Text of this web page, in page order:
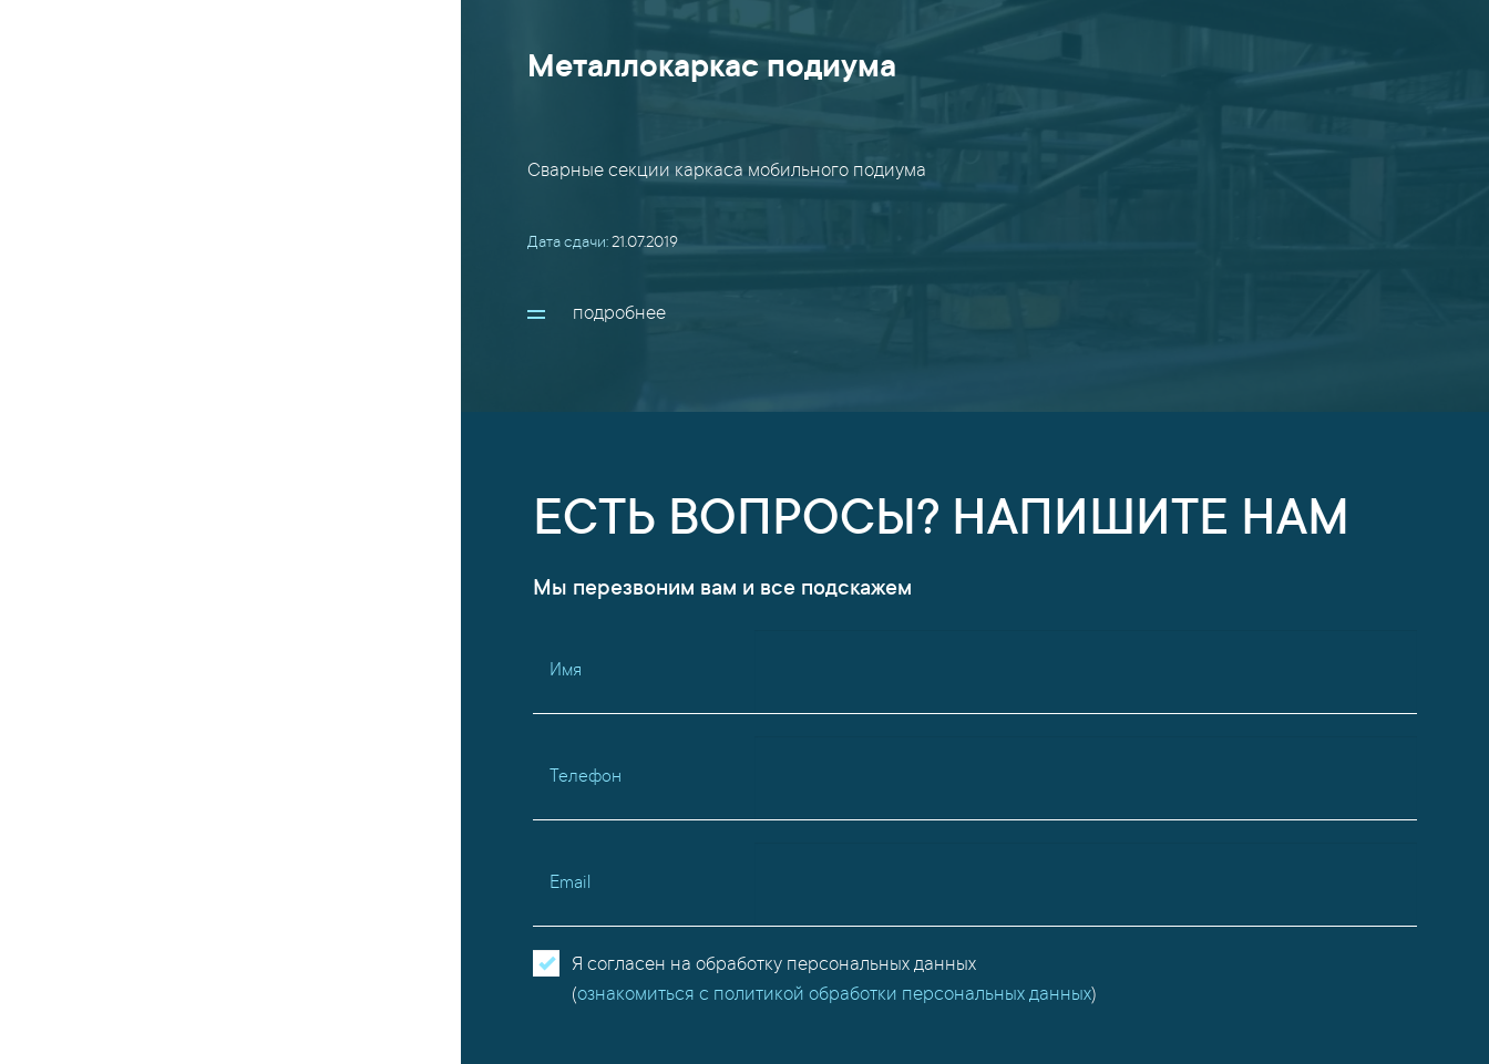
Металлокаркас подиума
Сварные секции каркаса мобильного подиума
Дата сдачи:21.07.2019
подробнее
ЕСТЬ ВОПРОСЫ? НАПИШИТЕ НАМ
Мы перезвоним вам и все подскажем
Имя
Телефон
Email
Я согласен на обработку персональных данных
(ознакомиться с политикой обработки персональных данных)